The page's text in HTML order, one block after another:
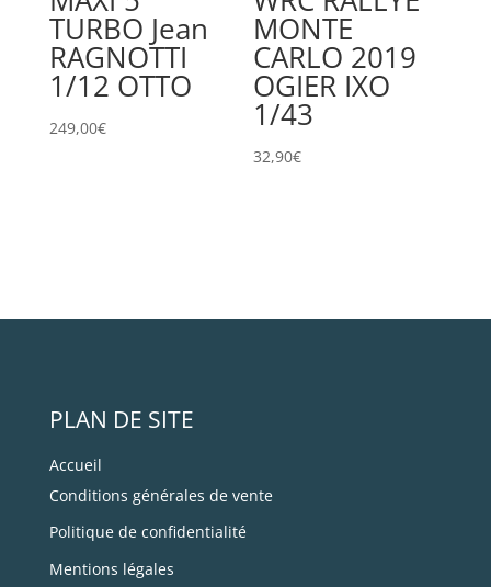
TURBO Jean
RAGNOTTI
1/12 OTTO
249,00€
MONTE
CARLO 2019
OGIER IXO
1/43
32,90€
PLAN DE SITE
Accueil
Conditions générales de vente
Politique de confidentialité
Mentions légales